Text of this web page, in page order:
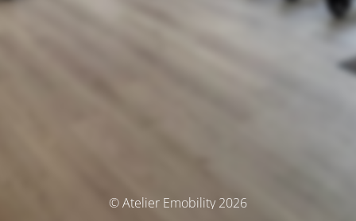
© Atelier Emobility 2026